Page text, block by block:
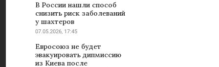
В России нашли способ
снизить риск заболеваний
у шахтеров
07.05.2026, 17:45
Евросоюз не будет
эвакуировать дипмиссию
из Киева после